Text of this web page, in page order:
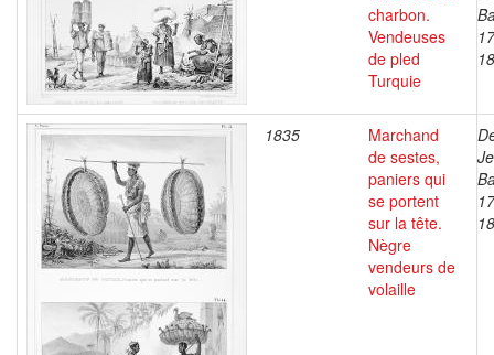
charbon.
Vendeuses
de pled
Turquie
1835
Marchand
de sestes,
paniers qui
se portent
sur la tête.
Nègre
vendeurs de
volaille